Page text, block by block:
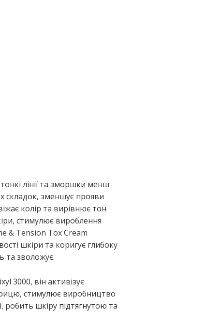
лінії та зморшки менш
складок, зменшує прояви
колір та вирівнює тон
стимулює вироблення
& Tension Tox Cream
шкіри та коригує глибоку
та зволожує.
3000, він активізує
стимулює виробництво
робить шкіру підтягнутою та